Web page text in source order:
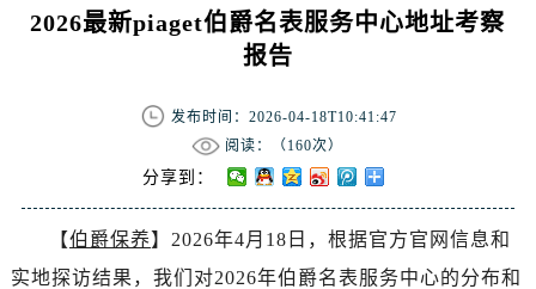
2026最新piaget伯爵名表服务中心地址考察
报告
发布时间：2026-04-18T10:41:47
阅读：（160次）
分享到：
【伯爵保养】2026年4月18日，根据官方官网信息和
实地探访结果，我们对2026年伯爵名表服务中心的分布和